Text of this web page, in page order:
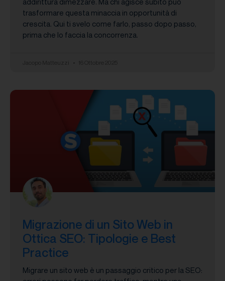
trasformare questa minaccia in opportunità di
crescita. Qui ti svelo come farlo, passo dopo passo,
prima che lo faccia la concorrenza.
Migrazione di un Sito Web in
Ottica SEO: Tipologie e Best
Practice
Migrare un sito web è un passaggio critico per la SEO: